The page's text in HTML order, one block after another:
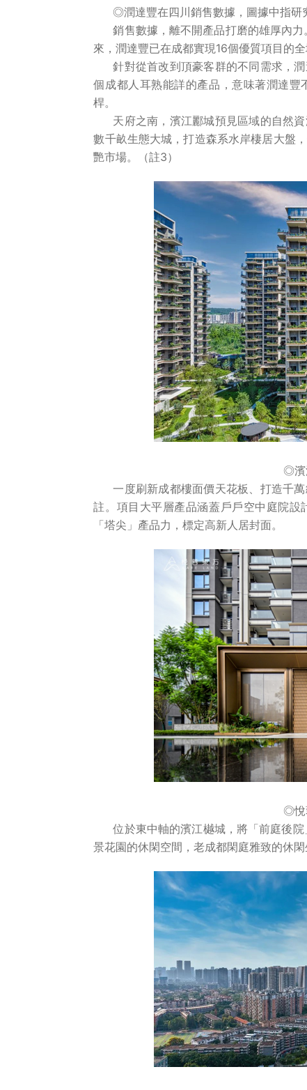
◎潤達豐在四川銷售數據，圖據中指研
銷售數據，離不開產品打磨的雄厚內
來，潤達豐已在成都實現16個優質項目的
針對從首改到頂豪客群的不同需求，
個成都人耳熟能詳的產品，意味著潤達
桿。
天府之南，濱江酈城預見區域的自然
數千畝生態大城，打造森系水岸棲居大盤
艷市場。（註3）
◎濱
一度刷新成都樓面價天花板、打造千
註。項目大平層產品涵蓋戶戶空中庭院
「塔尖」產品力，標定高新人居封面。
◎悅
位於東中軸的濱江樾城，將「前庭後
景花園的休閑空間，老成都閑庭雅致的休